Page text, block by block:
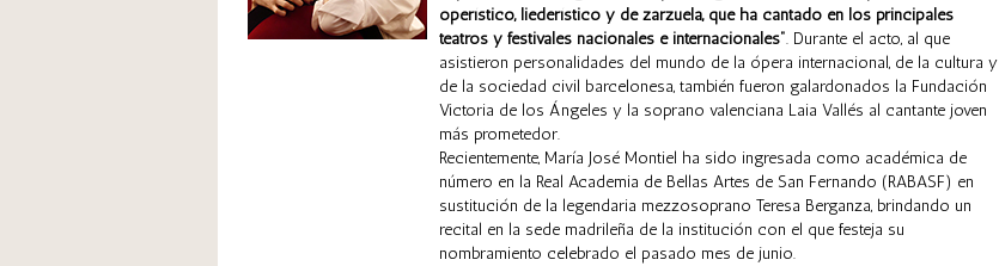
operístico, liederístico y de zarzuela, que ha cantado en los principales
teatros y festivales nacionales e internacionales". Durante el acto, al que
asistieron personalidades del mundo de la ópera internacional, de la cultura y
de la sociedad civil barcelonesa, también fueron galardonados la Fundación
Victoria de los Ángeles y la soprano valenciana Laia Vallés al cantante joven
más prometedor.
Recientemente, María José Montiel ha sido ingresada como académica de
número en la Real Academia de Bellas Artes de San Fernando (RABASF) en
sustitución de la legendaria mezzosoprano Teresa Berganza, brindando un
recital en la sede madrileña de la institución con el que festeja su
nombramiento celebrado el pasado mes de junio.